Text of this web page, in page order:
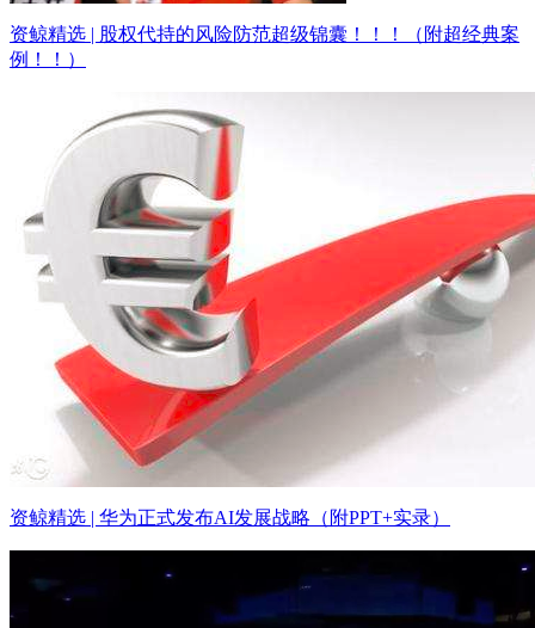
资鲸精选 | 股权代持的风险防范超级锦囊！！！（附超经典案
例！！）
资鲸精选 | 华为正式发布AI发展战略（附PPT+实录）